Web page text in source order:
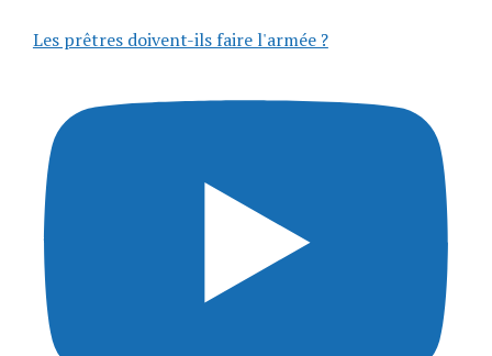
Les prêtres doivent-ils faire l'armée ?